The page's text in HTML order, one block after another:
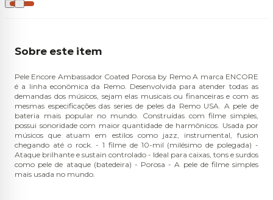
Sobre este item
Pele Encore Ambassador Coated Porosa by Remo A marca ENCORE
é a linha econômica da Remo. Desenvolvida para atender todas as
demandas dos músicos, sejam elas musicais ou financeiras e com as
mesmas especificações das series de peles da Remo USA. A pele de
bateria mais popular no mundo. Construídas com filme simples,
possui sonoridade com maior quantidade de harmônicos. Usada por
músicos que atuam em estilos como jazz, instrumental, fusion
chegando até o rock. - 1 filme de 10-mil (milésimo de polegada) -
Ataque brilhante e sustain controlado - Ideal para caixas, tons e surdos
como pele de ataque (batedeira) - Porosa - A pele de filme simples
mais usada no mundo.